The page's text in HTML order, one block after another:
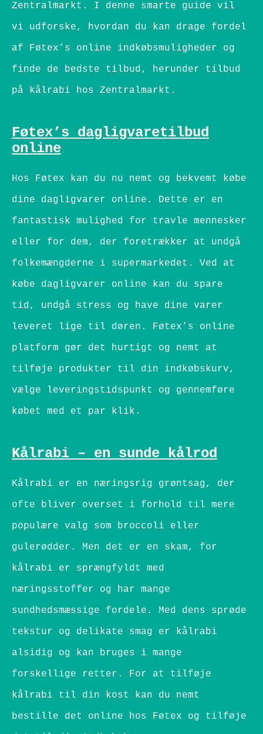
Zentralmarkt. I denne smarte guide vil
vi udforske, hvordan du kan drage fordel
af Føtex’s online indkøbsmuligheder og
finde de bedste tilbud, herunder tilbud
på kålrabi hos Zentralmarkt.
Føtex’s dagligvaretilbud
online
Hos Føtex kan du nu nemt og bekvemt købe
dine dagligvarer online. Dette er en
fantastisk mulighed for travle mennesker
eller for dem, der foretrækker at undgå
folkemængderne i supermarkedet. Ved at
købe dagligvarer online kan du spare
tid, undgå stress og have dine varer
leveret lige til døren. Føtex’s online
platform gør det hurtigt og nemt at
tilføje produkter til din indkøbskurv,
vælge leveringstidspunkt og gennemføre
købet med et par klik.
Kålrabi – en sunde kålrod
Kålrabi er en næringsrig grøntsag, der
ofte bliver overset i forhold til mere
populære valg som broccoli eller
gulerødder. Men det er en skam, for
kålrabi er sprængfyldt med
næringsstoffer og har mange
sundhedsmæssige fordele. Med dens sprøde
tekstur og delikate smag er kålrabi
alsidig og kan bruges i mange
forskellige retter. For at tilføje
kålrabi til din kost kan du nemt
bestille det online hos Føtex og tilføje